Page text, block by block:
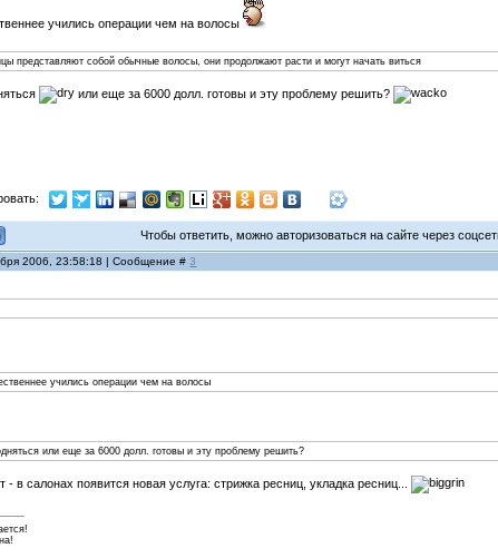
учились операции чем на волосы
представляют собой обычные волосы, они продолжают расти и могут начать виться
или еще за 6000 долл. готовы и эту проблему решить?
Чтобы ответить, можно авторизоваться на сайте через
2006, 23:58:18 | Сообщение #3
учились операции чем на волосы
или еще за 6000 долл. готовы и эту проблему решить?
в салонах появится новая услуга: стрижка ресниц, укладка ресниц...